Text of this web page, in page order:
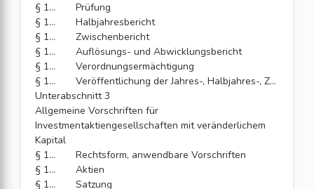
§ 102
Prüfung
§ 103
Halbjahresbericht
§ 104
Zwischenbericht
§ 105
Auflösungs- und Abwicklungsbericht
§ 106
Verordnungsermächtigung
§ 107
Veröffentlichung der Jahres-, Halbjahres-, Zwischen-, Auflösungs- und Abwicklungsberichte
Unterabschnitt 3
Allgemeine Vorschriften für
Investmentaktiengesellschaften mit veränderlichem
Kapital
§ 108
Rechtsform, anwendbare Vorschriften
§ 109
Aktien
§ 110
Satzung